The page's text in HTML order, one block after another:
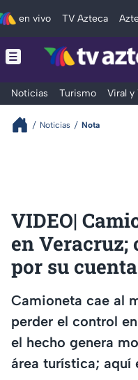
en vivo TV Azteca
Noticias Turismo Viral y
Noticias Nota
VIDEO|
en Veracruz;
por su cuenta
Camioneta cae al
perder el control
el hecho genera
área turística; aquí